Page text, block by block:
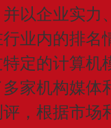
以企业实力
业内的排名
定的计算机
家机构媒体
，根据市场